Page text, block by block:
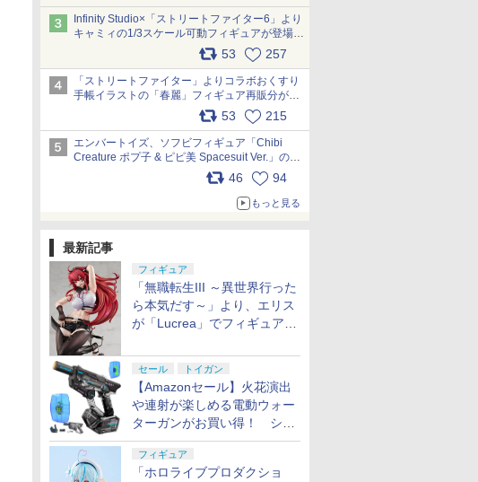
Infinity Studio×「ストリートファイター6」より
キャミィの1/3スケール可動フィギュアが登場
53 257
「ストリートファイター」よりコラボおくすり
手帳イラストの「春麗」フィギュア再販分が本
日出荷開始 pic.x.com/toUc1MHr41
53 215
エンバートイズ、ソフビフィギュア「Chibi
Creature ポプ子 & ピピ美 Spacesuit Ver.」の発
売中止を発表 pic.x.com/Ri45iFeYjn
46 94
もっと見る
最新記事
フィギュア
「無職転生III ～異世界行った
ら本気だす～」より、エリス
が「Lucrea」でフィギュア
セール トイガン
【Amazonセール】火花演出
や連射が楽しめる電動ウォー
ターガンがお買い得！ シー
ルド付きセットや、2丁セッ
トが登場
フィギュア
「ホロライブプロダクショ